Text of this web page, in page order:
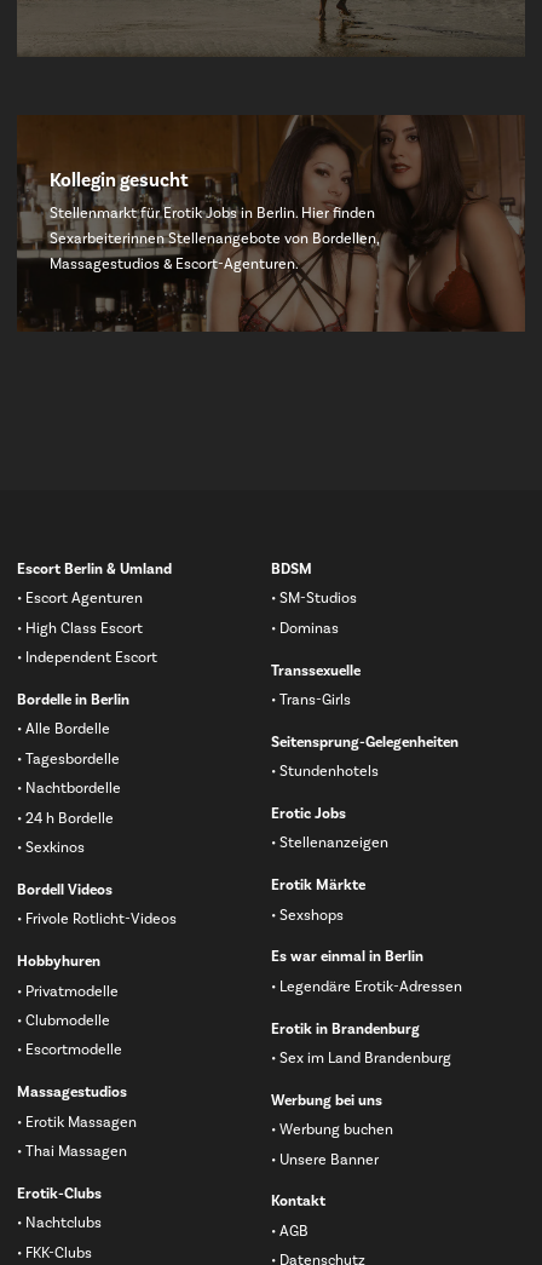
Kollegin gesucht
Stellenmarkt für Erotik Jobs in Berlin. Hier finden
Sexarbeiterinnen Stellenangebote von Bordellen,
Massagestudios & Escort-Agenturen.
Navigation
Escort Berlin & Umland
Escort Agenturen
High Class Escort
Independent Escort
Bordelle in Berlin
Alle Bordelle
Tagesbordelle
Nachtbordelle
24 h Bordelle
Sexkinos
Bordell Videos
Frivole Rotlicht-Videos
Hobbyhuren
Privatmodelle
Clubmodelle
Escortmodelle
Massagestudios
Erotik Massagen
Thai Massagen
Erotik-Clubs
Nachtclubs
FKK-Clubs
BDSM
SM-Studios
Dominas
Transsexuelle
Trans-Girls
Seitensprung-Gelegenheiten
Stundenhotels
Erotic Jobs
Stellenanzeigen
Erotik Märkte
Sexshops
Es war einmal in Berlin
Legendäre Erotik-Adressen
Erotik in Brandenburg
Sex im Land Brandenburg
Werbung bei uns
Werbung buchen
Unsere Banner
Kontakt
AGB
Datenschutz